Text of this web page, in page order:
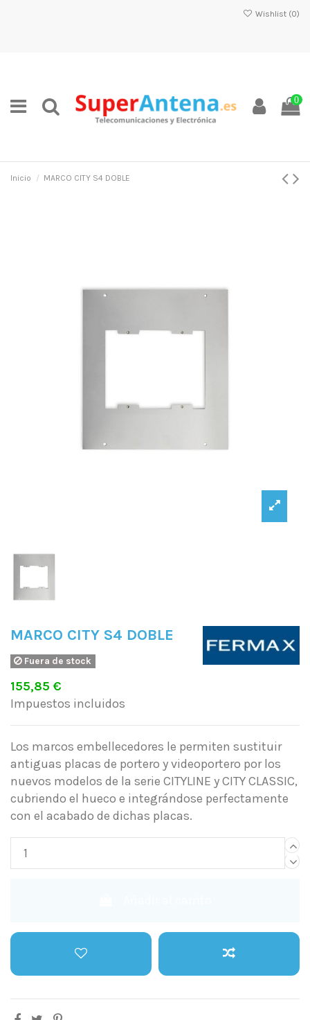
Wishlist (0)
0
Inicio MARCO CITY S4 DOBLE
MARCO CITY S4 DOBLE
Fuera de stock
155,85 €
Impuestos incluidos
Los marcos embellecedores le permiten sustituir
antiguas placas de portero y videoportero por los
nuevos modelos de la serie CITYLINE y CITY CLASSIC,
cubriendo el hueco e integrándose perfectamente
con el acabado de dichas placas.